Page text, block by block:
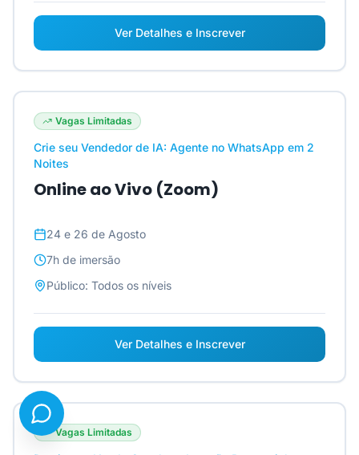
Ver Detalhes e Inscrever
Vagas Limitadas
Crie seu Vendedor de IA: Agente no WhatsApp em 2
Noites
Online ao Vivo (Zoom)
24 e 26 de Agosto
7h de imersão
Público: Todos os níveis
Ver Detalhes e Inscrever
Vagas Limitadas